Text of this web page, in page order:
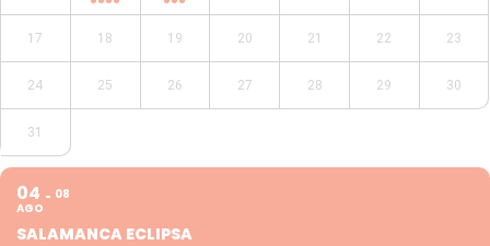
17 18 19 20 21 22 23
24 25 26 27 28 29 30
31
04
AGO
08
SALAMANCA ECLIPSA